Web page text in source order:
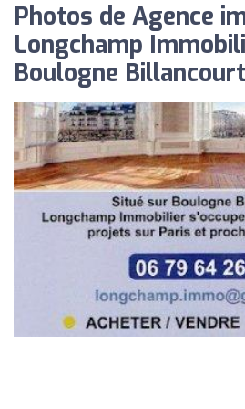
Photos de Agence
Longchamp
Boulogne Billancourt